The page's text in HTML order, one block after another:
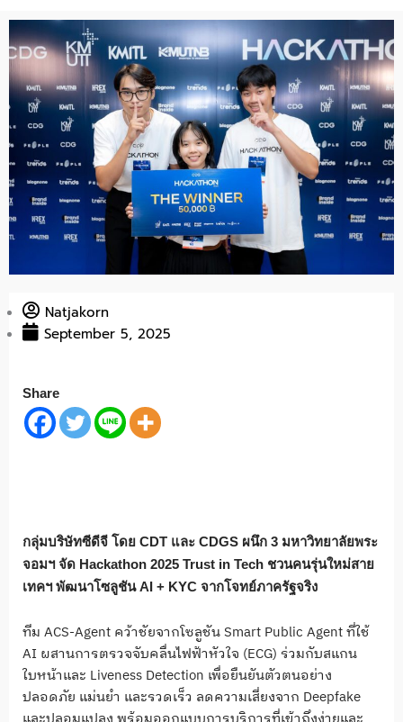
Natjakorn
September 5, 2025
Share
กลุ่มบริษัทซีดีจี โดย CDT และ CDGS ผนึก 3 มหาวิทยาลัยพระ
จอมฯ จัด Hackathon 2025 Trust in Tech ชวนคนรุ่นใหม่สาย
เทคฯ พัฒนาโซลูชัน AI + KYC จากโจทย์ภาครัฐจริง
ทีม ACS-Agent คว้าชัยจากโซลูชัน Smart Public Agent ที่ใช้
AI ผสานการตรวจจับคลื่นไฟฟ้าหัวใจ (ECG) ร่วมกับสแกน
ใบหน้าและ Liveness Detection เพื่อยืนยันตัวตนอย่าง
ปลอดภัย แม่นยำ และรวดเร็ว ลดความเสี่ยงจาก Deepfake